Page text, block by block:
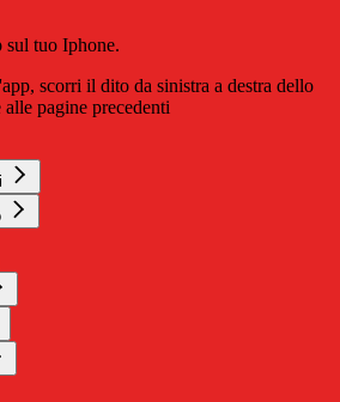
sul tuo Iphone.
scorri il dito da sinistra a destra dello
pagine precedenti